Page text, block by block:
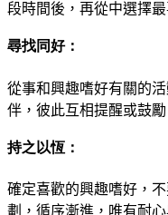
段時間後，再從中選擇
尋找同好：
從事和興趣嗜好有關的
伴，彼此互相提醒或鼓
持之以恆：
確定喜歡的興趣嗜好，
劃，循序漸進，唯有耐